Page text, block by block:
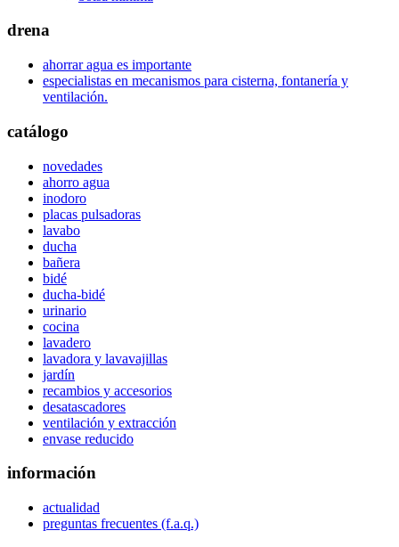
drena
ahorrar agua es importante
especialistas en mecanismos para cisterna, fontanería y
ventilación.
catálogo
novedades
ahorro agua
inodoro
placas pulsadoras
lavabo
ducha
bañera
bidé
ducha-bidé
urinario
cocina
lavadero
lavadora y lavavajillas
jardín
recambios y accesorios
desatascadores
ventilación y extracción
envase reducido
información
actualidad
preguntas frecuentes (f.a.q.)